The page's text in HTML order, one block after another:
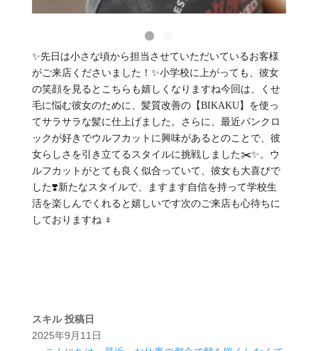
✨先日は小さな頃から担当させていただいているお客様
がご来店くださいました！✨小学校に上がっても、彼女
の笑顔を見るとこちらも嬉しくなりますね今回は、くせ
毛に悩む彼女のために、髪質改善の【BIKAKU】を使っ
てサラサラな髪に仕上げました。さらに、最近パンクロ
ックが好きでウルフカットに興味があるとのことで、彼
女らしさを引き立てるスタイルに挑戦しました✂️✨。ウ
ルフカットがとても良く似合っていて、彼女も大喜びで
した❣️新たなスタイルで、ますます自信を持って学校生
活を楽しんでくれると嬉しいです次のご来店も心待ちに
しておりますね ‍♀️
スキル 投稿日
2025年9月11日